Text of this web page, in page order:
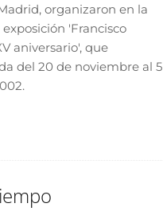
organizaron en la
exposición 'Francisco
aniversario', que
del 20 de noviembre al 5